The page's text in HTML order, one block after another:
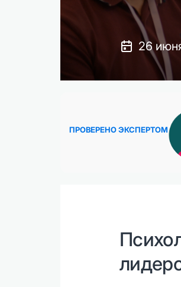
26
ПРОВЕРЕНО ЭКСПЕРТОМ